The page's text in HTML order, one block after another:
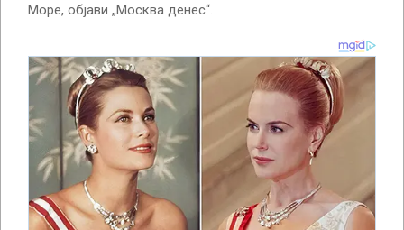
Море, објави „Москва денес“.